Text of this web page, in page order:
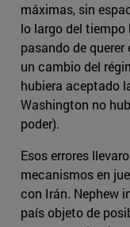
máximas, sin
lo largo del
pasando de
un cambio del
hubiera aceptado
Washington no
poder).
Esos errores
mecanismos en
con Irán. Nephew
país objeto de